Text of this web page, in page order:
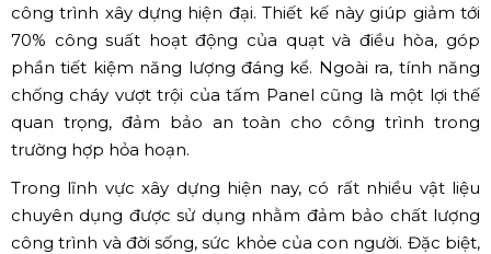
công trình xây dựng hiện đại. Thiết kế này giúp giảm tới
70% công suất hoạt động của quạt và điều hòa, góp
phần tiết kiệm năng lượng đáng kể. Ngoài ra, tính năng
chống cháy vượt trội của tấm Panel cũng là một lợi thế
quan trọng, đảm bảo an toàn cho công trình trong
trường hợp hỏa hoạn.
Trong lĩnh vực xây dựng hiện nay, có rất nhiều vật liệu
chuyên dụng được sử dụng nhằm đảm bảo chất lượng
công trình và đời sống, sức khỏe của con người. Đặc biệt,